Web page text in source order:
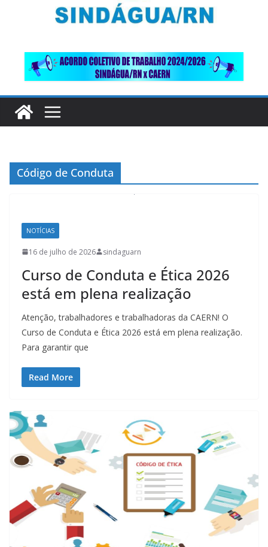
Código de Conduta
NOTÍCIAS
16 de julho de 2026 sindaguarn
Curso de Conduta e Ética 2026
está em plena realização
Atenção, trabalhadores e trabalhadoras da CAERN! O
Curso de Conduta e Ética 2026 está em plena realização.
Para garantir que
Read More